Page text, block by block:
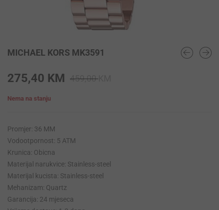
MICHAEL KORS MK3591
459,00
275,40 KM
Nema na stanju
Promjer: 36 MM
Vodootpornost: 5 ATM
Krunica: Obicna
Materijal narukvice: Stainless-steel
Materijal kucista: Stainless-steel
Mehanizam: Quartz
Garancija: 24 mjeseca